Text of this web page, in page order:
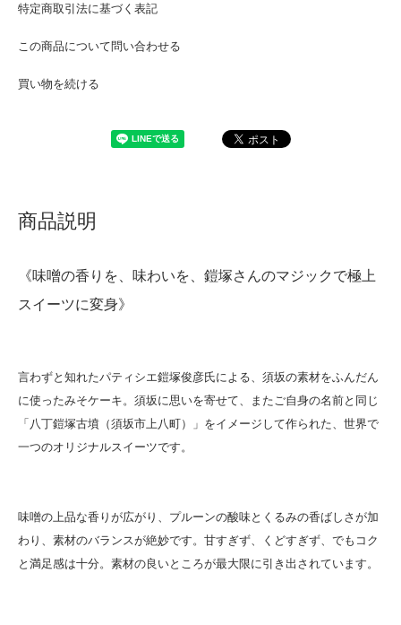
特定商取引法に基づく表記
この商品について問い合わせる
買い物を続ける
商品説明
《味噌の香りを、味わいを、鎧塚さんのマジックで極上
スイーツに変身》
言わずと知れたパティシエ鎧塚俊彦氏による、須坂の素材をふんだん
に使ったみそケーキ。須坂に思いを寄せて、またご自身の名前と同じ
「八丁鎧塚古墳（須坂市上八町）」をイメージして作られた、世界で
一つのオリジナルスイーツです。
味噌の上品な香りが広がり、プルーンの酸味とくるみの香ばしさが加
わり、素材のバランスが絶妙です。甘すぎず、くどすぎず、でもコク
と満足感は十分。素材の良いところが最大限に引き出されています。